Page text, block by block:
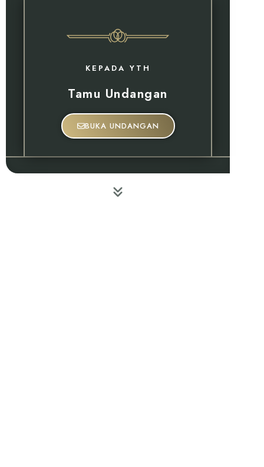
KEPADA YTH
Tamu Undangan
BUKA UNDANGAN